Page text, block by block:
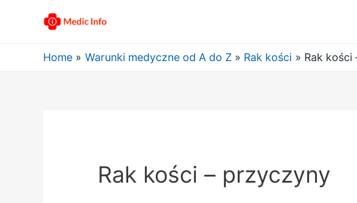
Home Warunki medyczne od A do Z Rak kości Rak kości
Rak kości – przyczyny